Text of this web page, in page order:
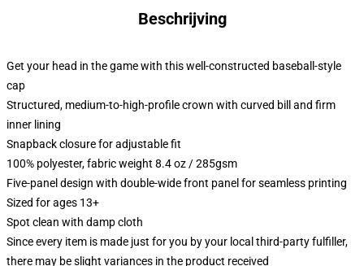
Beschrijving
Get your head in the game with this well-constructed baseball-style
cap
Structured, medium-to-high-profile crown with curved bill and firm
inner lining
Snapback closure for adjustable fit
100% polyester, fabric weight 8.4 oz / 285gsm
Five-panel design with double-wide front panel for seamless printing
Sized for ages 13+
Spot clean with damp cloth
Since every item is made just for you by your local third-party fulfiller,
there may be slight variances in the product received